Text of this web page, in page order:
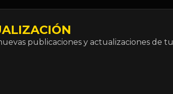
publicaciones y actualizaciones de tu